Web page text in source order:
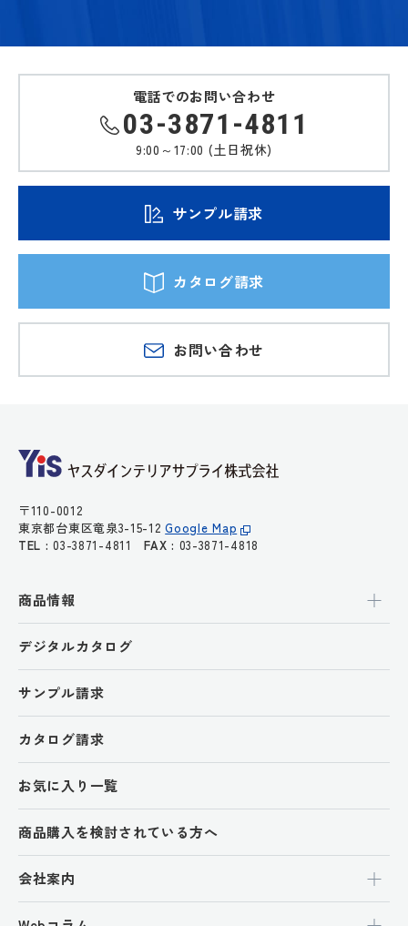
電話でのお問い合わせ
03-3871-4811
9:00～17:00 (土日祝休)
サンプル請求
カタログ請求
お問い合わせ
〒110-0012
東京都台東区竜泉3-15-12Google Map
TEL : 03-3871-4811FAX : 03-3871-4818
商品情報
デジタルカタログ
サンプル請求
カタログ請求
お気に入り一覧
商品購入を検討されている方へ
会社案内